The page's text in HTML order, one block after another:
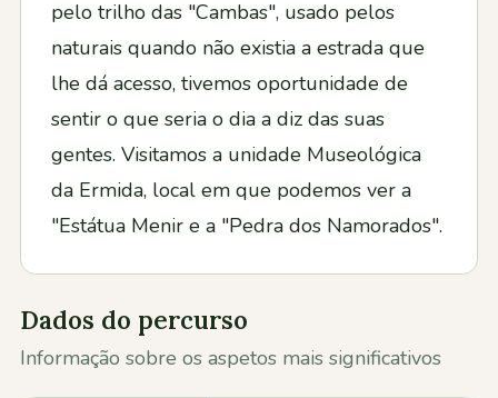
pelo trilho das "Cambas", usado pelos
naturais quando não existia a estrada que
lhe dá acesso, tivemos oportunidade de
sentir o que seria o dia a diz das suas
gentes. Visitamos a unidade Museológica
da Ermida, local em que podemos ver a
"Estátua Menir e a "Pedra dos Namorados".
Dados do percurso
Informação sobre os aspetos mais significativos